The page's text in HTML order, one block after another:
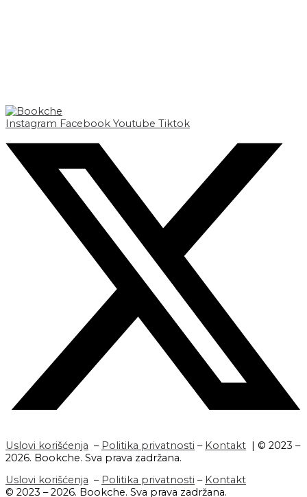
Instagram Facebook Youtube Tiktok
Uslovi korišćenja – Politika privatnosti – Kontakt | © 2023 –
2026. Bookche. Sva prava zadržana.
Uslovi korišćenja – Politika privatnosti – Kontakt
© 2023 – 2026. Bookche. Sva prava zadržana.